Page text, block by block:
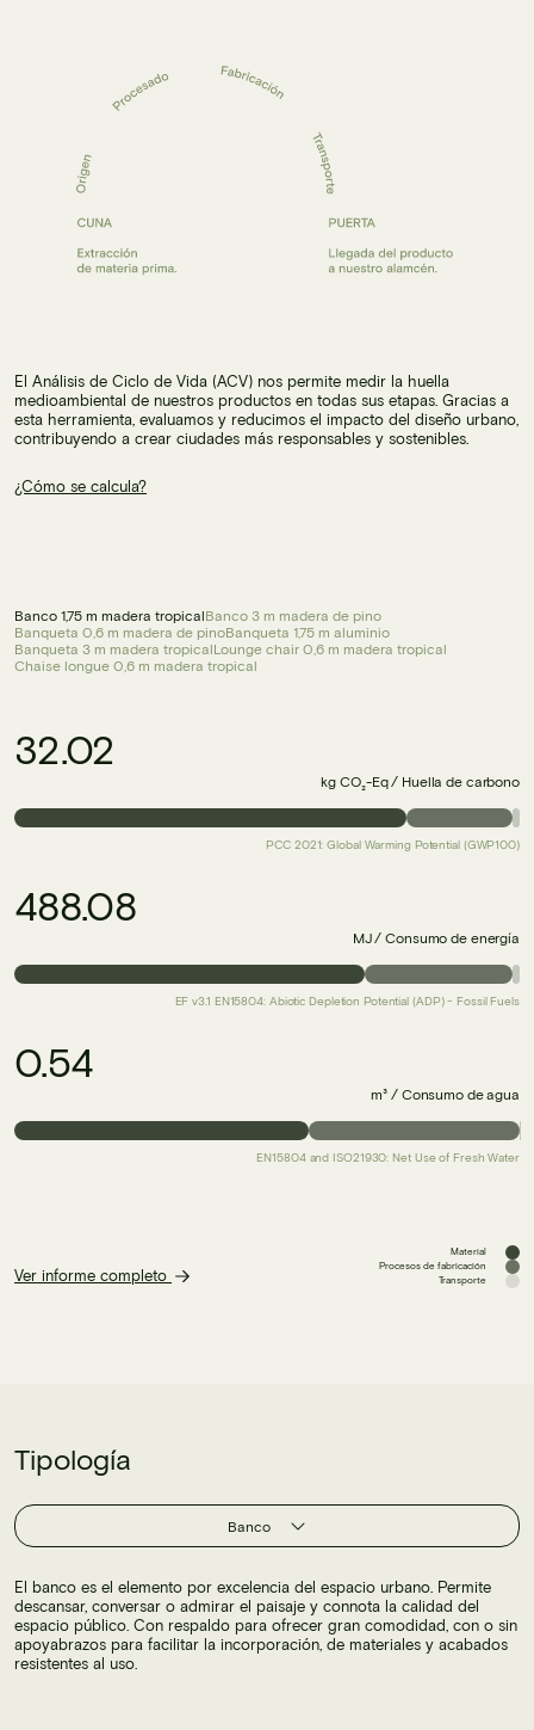
El Análisis de Ciclo de Vida (ACV) nos permite medir la huella
medioambiental de nuestros productos en todas sus etapas. Gracias a
esta herramienta, evaluamos y reducimos el impacto del diseño urbano,
contribuyendo a crear ciudades más responsables y sostenibles.
¿Cómo se calcula?
Banco 1,75 m madera tropicalBanco 3 m madera de pino
Banqueta 0,6 m madera de pinoBanqueta 1,75 m aluminio
Banqueta 3 m madera tropicalLounge chair 0,6 m madera tropical
Chaise longue 0,6 m madera tropical
32.02
kg CO₂-Eq / Huella de carbono
PCC 2021: Global Warming Potential (GWP100)
488.08
MJ / Consumo de energía
EF v3.1 EN15804: Abiotic Depletion Potential (ADP) - Fossil Fuels
0.54
m³ / Consumo de agua
EN15804 and ISO21930: Net Use of Fresh Water
Ver informe completo
Material
Procesos de fabricación
Transporte
Tipología
Banco
El banco es el elemento por excelencia del espacio urbano. Permite
descansar, conversar o admirar el paisaje y connota la calidad del
espacio público. Con respaldo para ofrecer gran comodidad, con o sin
apoyabrazos para facilitar la incorporación, de materiales y acabados
resistentes al uso.